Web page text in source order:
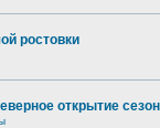
ростовки
открытие